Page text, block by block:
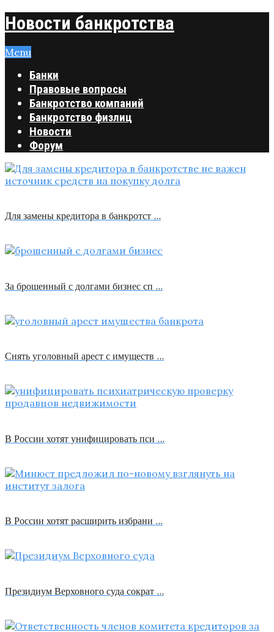
Новости банкротства
Menu
Банки
Правовые вопросы
Банкротство компаний
Банкротство физлиц
Новости
Форум
Для замены кредитора в банкротст …
За брошенный с долгами бизнес сп …
Снять уголовный арест с имуществ …
В России хотят унифицировать пси …
В России хотят расширить избрани …
Президиум Верховного суда сократ …